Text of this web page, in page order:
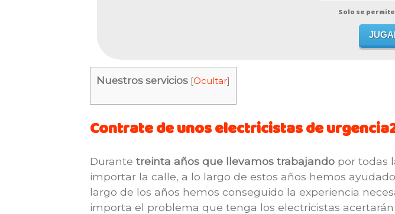
Solo se
Nuestros servicios [Ocultar]
Contrate de unos electricistas de
Durante treinta años que llevamos trabajando por todas
importar la calle, a lo largo de estos años hemos
largo de los años hemos conseguido la experiencia
importa el problema que tenga los electricistas